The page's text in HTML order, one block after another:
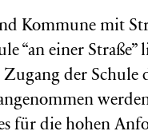
Kommune mit
“an einer
der Schule
für die hohen